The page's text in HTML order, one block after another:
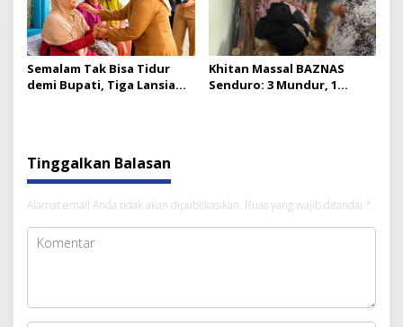
Semalam Tak Bisa Tidur
demi Bupati, Tiga Lansia
Khitan Massal BAZNAS
Senduro: 3 Mundur, 1
Tinggalkan Balasan
Alamat email Anda tidak akan dipublikasikan. Ruas yang wajib ditandai *